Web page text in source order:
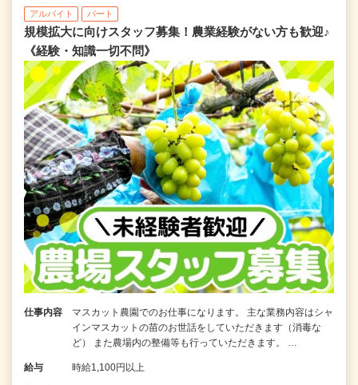
アルバイト パート
規模拡大に向けスタッフ募集！農業経験がない方も歓迎♪
《経験・知識一切不問》
仕事内容
マスカット農園でのお仕事になります。 主な業務内容はシャ
インマスカットの苗のお世話をしていただきます（消毒な
ど） また農場内の整備等も行っていただきます。 …
給与 時給1,100円以上